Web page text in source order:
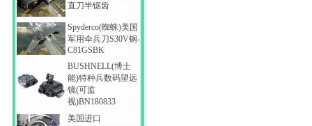
直刀半锯齿
Spyderco(蜘蛛)美国
军用伞兵刀S30V钢-
C81GSBK
BUSHNELL(博士
能)特种兵数码望远
镜(可监
视)BN180833
美国进口